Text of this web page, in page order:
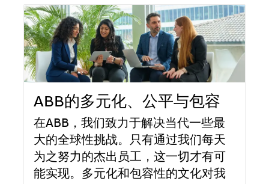
ABB的多元化、公平与包容
在ABB，我们致力于解决当代一些最
大的全球性挑战。只有通过我们每天
为之努力的杰出员工，这一切才有可
能实现。多元化和包容性的文化对我